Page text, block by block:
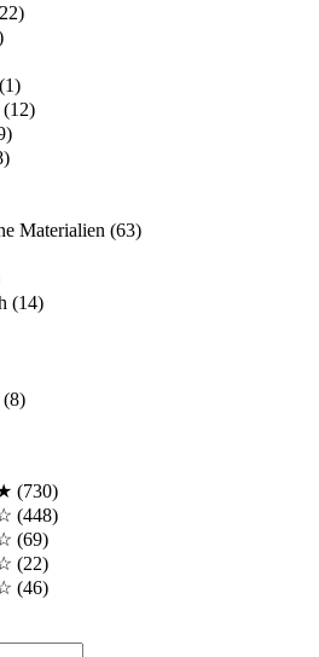
(12)
Materialien (63)
(14)
(8)
(69)
(22)
(46)